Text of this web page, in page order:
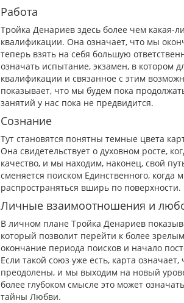
Работа
Тройка Денариев здесь более чем какая-
квалификации. Она означает, что мы
теперь взять на себя большую
означать испытание, экзамен, в котором
квалификации и связанное с этим
показывает, что мы будем пока
занятий у нас пока не предвидится.
Сознание
Тут становятся понятны темные цвета
Она свидетельствует о духовном росте,
качество, и мы находим, наконец, свой
сменяется поиском Единственного,
распространяться вширь по поверхности.
Личные взаимоотношения и
В личном плане Тройка Денариев
который позволит перейти к более
окончание периода поисков и начало
Если такой союз уже есть, карта
преодолены, и мы выходим на новый
более глубоком смысле это может
тайны Любви.